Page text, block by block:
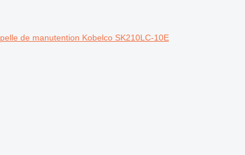
pelle de manutention Kobelco SK210LC-10E